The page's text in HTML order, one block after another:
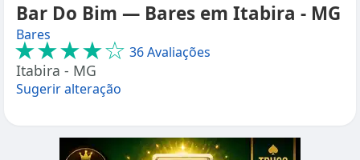
Bar Do Bim — Bares em Itabira - MG
Bares
★★★★☆ 36 Avaliações
Itabira - MG
Sugerir alteração